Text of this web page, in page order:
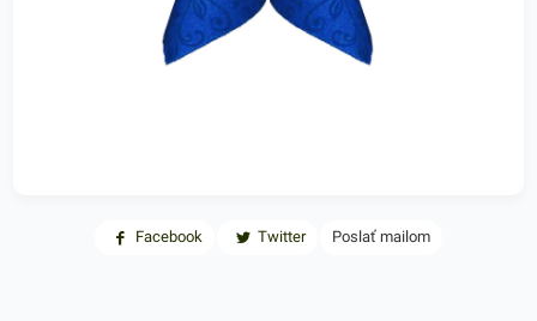
Facebook Twitter Poslať mailom